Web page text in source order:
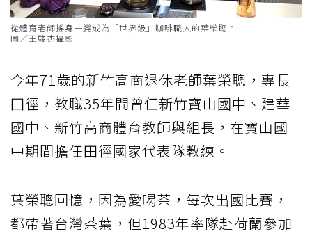
從體育老師搖身一變成為「世界級」咖啡職人的葉榮聰。
圖／王駿杰攝影
今年71歲的新竹高商退休老師葉榮聰，專長
田徑，教職35年間曾任新竹寶山國中、建華
國中、新竹高商體育教師與組長，在寶山國
中期間擔任田徑國家代表隊教練。
葉榮聰回憶，因為愛喝茶，每次出國比賽，
都帶著台灣茶葉，但1983年率隊赴荷蘭參加